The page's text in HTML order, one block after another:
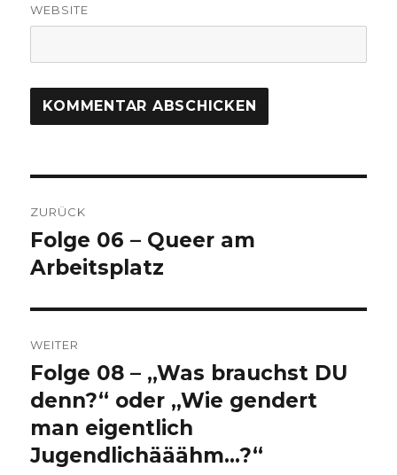
WEBSITE
ZURÜCK
Vorheriger
Beitrag:
Folge 06 – Queer am
Arbeitsplatz
WEITER
Nächster
Beitrag:
Folge 08 – „Was brauchst DU
denn?“ oder „Wie gendert
man eigentlich
Jugendlichääähm…?“